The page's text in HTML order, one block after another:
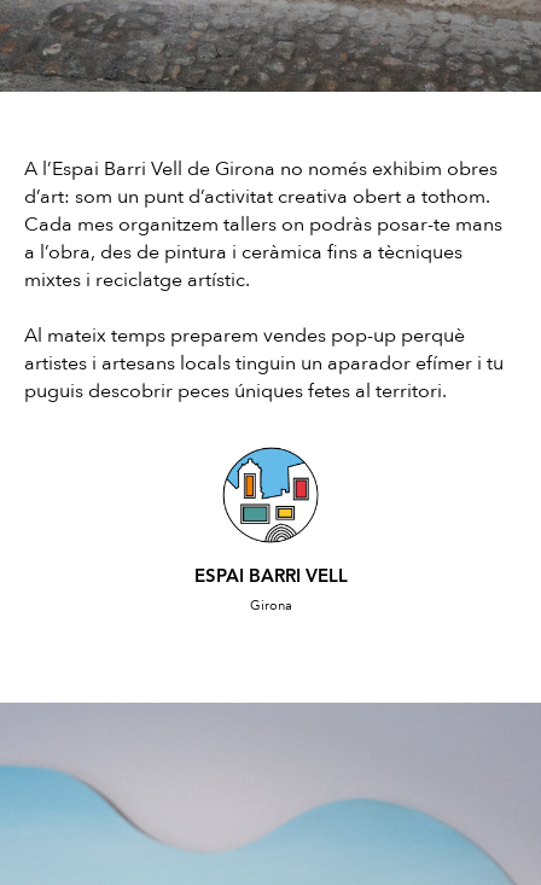
A l’Espai Barri Vell de Girona no només exhibim obres
d’art: som un punt d’activitat creativa obert a tothom.
Cada mes organitzem tallers on podràs posar-te mans
a l’obra, des de pintura i ceràmica fins a tècniques
mixtes i reciclatge artístic.
Al mateix temps preparem vendes pop-up perquè
artistes i artesans locals tinguin un aparador efímer i tu
puguis descobrir peces úniques fetes al territori.
ESPAI BARRI VELL
Girona